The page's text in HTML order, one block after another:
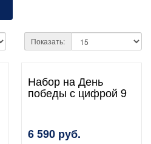
Показать:
Набор на День
победы с цифрой 9
6 590 руб.